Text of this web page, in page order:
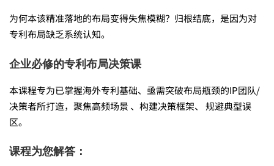
外
专
利
实
为何本该精准落地的布局变得失焦模糊？归根结底，是因为对
专利布局缺乏系统认知。
企业必修的专利布局决策课
本课程专为已掌握海外专利基础、亟需突破布局瓶颈的IP团队/
决策者所打造，聚焦高频场景 、构建决策框架、 规避典型误
区。
课程为您解答：